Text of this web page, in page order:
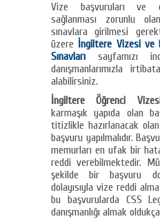
Vize başvuruları ve
sağlanması zorunlu
sınavlara girilmesi
üzere İngiltere Vizesi ve
Sınavları
sayfamızı
danışmanlarımızla
alabilirsiniz.
İngiltere Öğrenci
karmaşık yapıda olan
titizlikle hazırlanacak
başvuru yapılmalıdır.
memurları en ufak bir
reddi verebilmektedir.
şekilde bir başvuru
dolayısıyla vize reddi
bu başvurularda CSS
danışmanlığı almak